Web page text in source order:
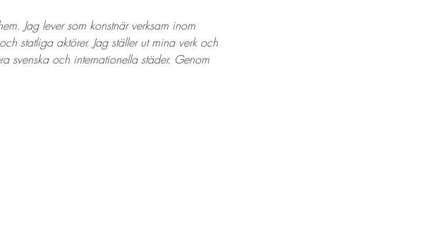
Jag lever som konstnär verksam inom
statliga aktörer. Jag ställer ut mina verk och
svenska och internationella städer. Genom